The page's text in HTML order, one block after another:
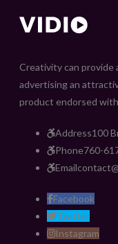
Creativity can provide
advertising an
product endorsed
Address100
Phone760-
Email
Facebook
Twitter
Instagram